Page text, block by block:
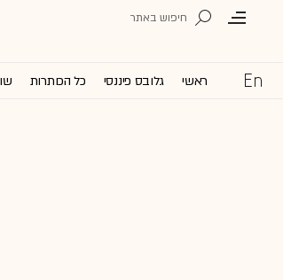
ראשי גלובס פיננסי כל הכותרות